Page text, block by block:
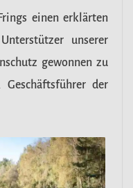
einen erklärten
unserer
gewonnen zu
Geschäftsführer der